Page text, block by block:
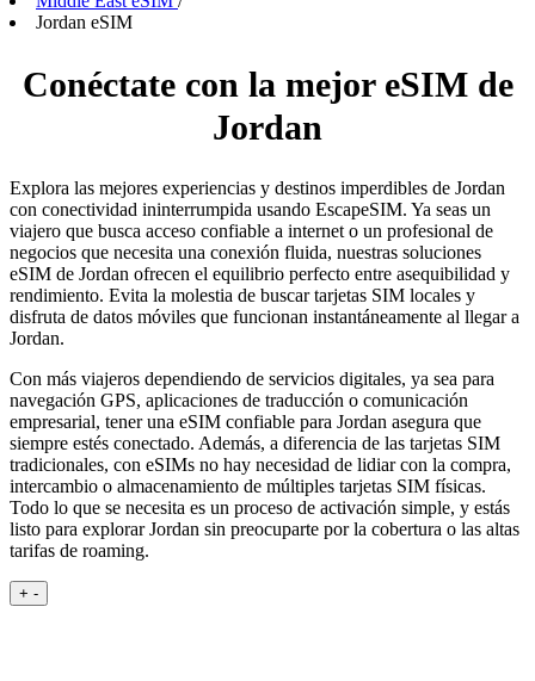
Jordan eSIM
Conéctate con la mejor eSIM de
Jordan
Explora las mejores experiencias y destinos imperdibles de Jordan
con conectividad ininterrumpida usando EscapeSIM. Ya seas un
viajero que busca acceso confiable a internet o un profesional de
negocios que necesita una conexión fluida, nuestras soluciones
eSIM de Jordan ofrecen el equilibrio perfecto entre asequibilidad y
rendimiento. Evita la molestia de buscar tarjetas SIM locales y
disfruta de datos móviles que funcionan instantáneamente al llegar a
Jordan.
Con más viajeros dependiendo de servicios digitales, ya sea para
navegación GPS, aplicaciones de traducción o comunicación
empresarial, tener una eSIM confiable para Jordan asegura que
siempre estés conectado. Además, a diferencia de las tarjetas SIM
tradicionales, con eSIMs no hay necesidad de lidiar con la compra,
intercambio o almacenamiento de múltiples tarjetas SIM físicas.
Todo lo que se necesita es un proceso de activación simple, y estás
listo para explorar Jordan sin preocuparte por la cobertura o las altas
tarifas de roaming.
+ -